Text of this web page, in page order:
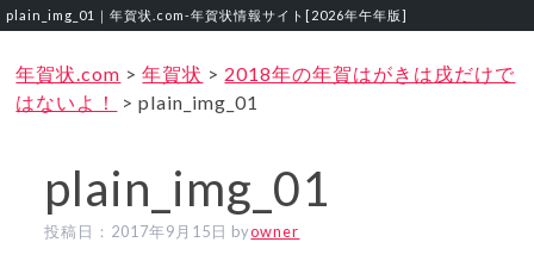
plain_img_01｜年賀状.com‐年賀状情報サイト[2026年午年版]
年賀状.com >年賀状 > 2018年の年賀はがきは戌だけで
はないよ！
>plain_img_01
plain_img_01
投稿日： 2017年9月15日 byowner